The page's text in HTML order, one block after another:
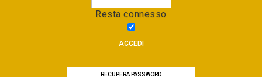
Resta connesso
ACCEDI
RECUPERA PASSWORD